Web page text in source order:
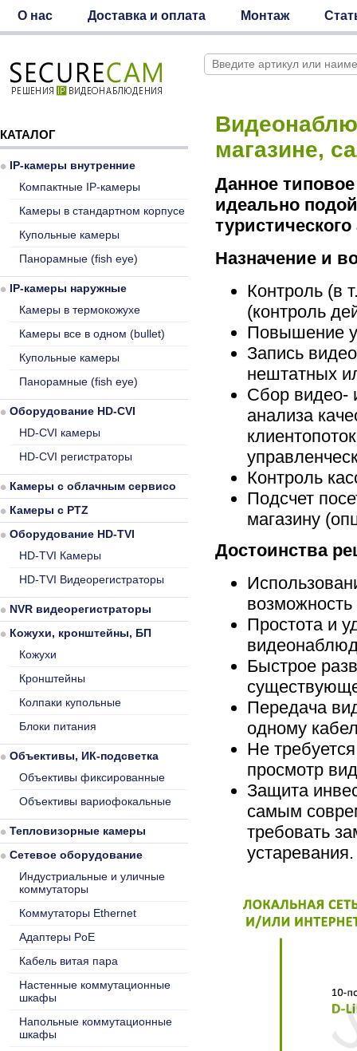
О нас Доставка и оплата Монтаж
магазине,
Данное
идеально
Назначение и
Контроль (в
(контроль
Повышение
Запись
нештатных
Сбор видео-
анализа
Контроль
Подсчет
магазину
Достоинства
Простота и
Быстрое
Передача
одному
Не
просмотр
Защита
самым
требовать
устаревания.
КАТАЛОГ
IP-камеры внутренние
Компактные IP-камеры
Камеры в стандартном корпусе
Купольные камеры
Панорамные (fish eye)
IP-камеры наружные
Камеры в термокожухе
Камеры все в одном (bullet)
Купольные камеры
Панорамные (fish eye)
Оборудование HD-CVI
HD-CVI камеры
HD-CVI регистраторы
Камеры с облачным сервисом
Камеры с PTZ
Оборудование HD-TVI
HD-TVI Камеры
HD-TVI Видеорегистраторы
NVR видеорегистраторы
Кожухи, кронштейны, БП
Кожухи
Кронштейны
Колпаки купольные
Блоки питания
Объективы, ИК-подсветка
Объективы фиксированные
Объективы вариофокальные
Тепловизорные камеры
Сетевое оборудование
Индустриальные и уличные
коммутаторы
Коммутаторы Ethernet
Адаптеры PoE
Кабель витая пара
Настенные коммутационные
шкафы
Напольные коммутационные
шкафы